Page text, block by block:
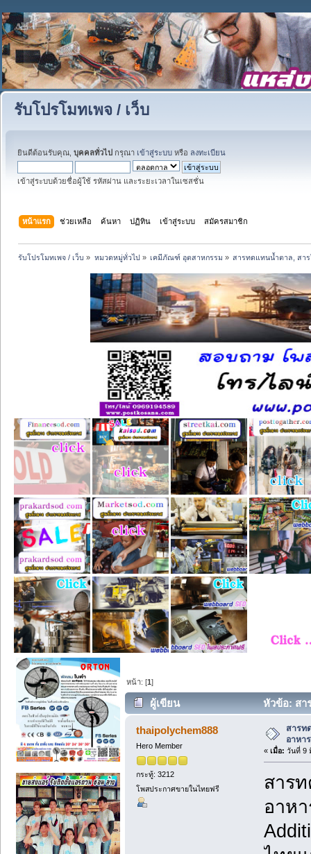
รับโปรโมทเพจ / เว็บ
ยินดีต้อนรับคุณ, บุคคลทั่วไป กรุณา เข้าสู่ระบบ หรือ ลงทะเบียน
เข้าสู่ระบบด้วยชื่อผู้ใช้ รหัสผ่าน และระยะเวลาในเซสชั่น
หน้าแรก ช่วยเหลือ ค้นหา ปฏิทิน เข้าสู่ระบบ สมัครสมาชิก
รับโปรโมทเพจ / เว็บ » หมวดหมู่ทั่วไป» เคมีภัณฑ์ อุตสาหกรรม » สารทดแทนน้ำตาล, สาร
หน้า: [1]
ผู้เขียน หัวข้อ: สา
thaipolychem888
Hero Member
กระทู้: 3212
โพสประกาศขายในไทยฟรี
สารท
อาหา
« เมื่อ: วันที่ 9
สาร
อาห